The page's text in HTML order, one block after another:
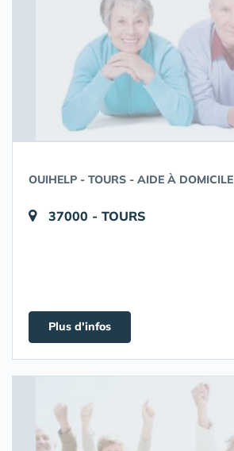
OUIHELP - TOURS - AIDE À DOMICILE
37000 - TOURS
Plus d'infos